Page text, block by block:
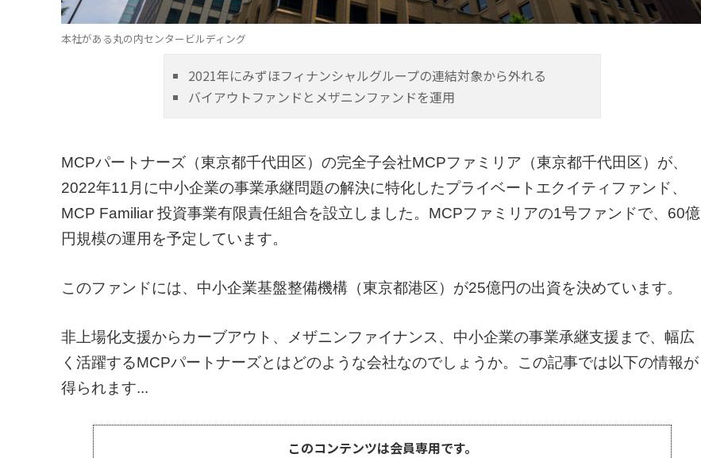
本社がある丸の内センタービルディング
2021年にみずほフィナンシャルグループの連結対象から外れる
バイアウトファンドとメザニンファンドを運用
MCPパートナーズ（東京都千代田区）の完全子会社MCPファミリア（東京都千代田区）が、
2022年11月に中小企業の事業承継問題の解決に特化したプライベートエクイティファンド、
MCP Familiar 投資事業有限責任組合を設立しました。MCPファミリアの1号ファンドで、60億
円規模の運用を予定しています。
このファンドには、中小企業基盤整備機構（東京都港区）が25億円の出資を決めています。
非上場化支援からカーブアウト、メザニンファイナンス、中小企業の事業承継支援まで、幅広
く活躍するMCPパートナーズとはどのような会社なのでしょうか。この記事では以下の情報が
得られます...
このコンテンツは会員専用です。